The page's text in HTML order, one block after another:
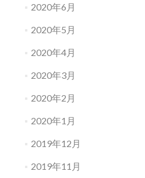
2020年6月
2020年5月
2020年4月
2020年3月
2020年2月
2020年1月
2019年12月
2019年11月